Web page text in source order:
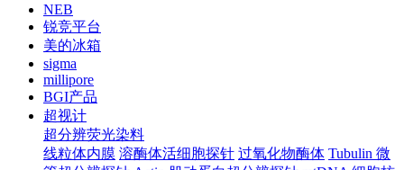
NEB
锐竞平台
美的冰箱
sigma
millipore
BGI产品
超视计
超分辨荧光染料
线粒体内膜 溶酶体活细胞探针 过氧化物酶体 Tubulin 微